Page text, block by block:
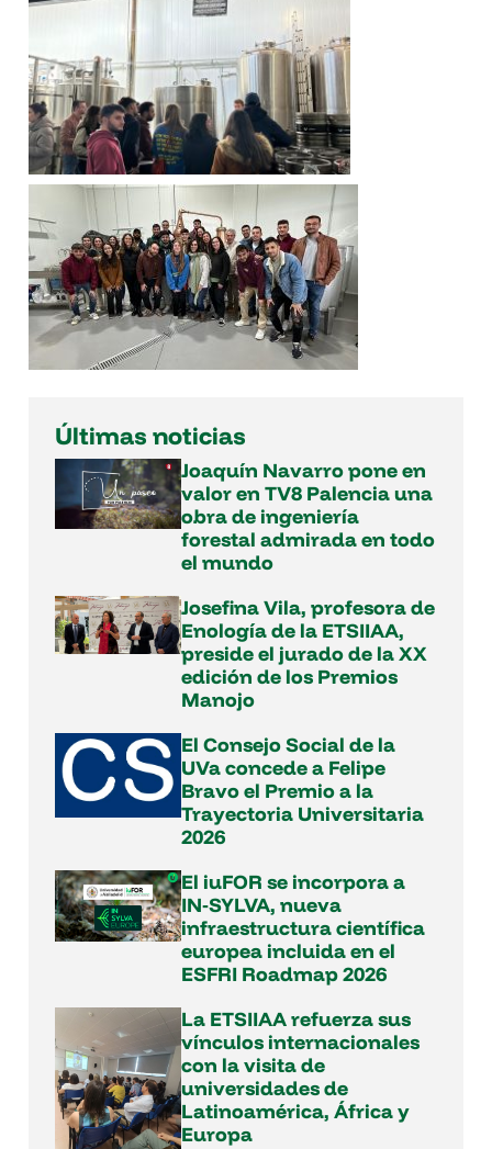
Últimas noticias
Joaquín Navarro pone en
valor en TV8 Palencia una
obra de ingeniería
forestal admirada en todo
el mundo
Josefina Vila, profesora de
Enología de la ETSIIAA,
preside el jurado de la XX
edición de los Premios
Manojo
El Consejo Social de la
UVa concede a Felipe
Bravo el Premio a la
Trayectoria Universitaria
2026
El iuFOR se incorpora a
IN‑SYLVA, nueva
infraestructura científica
europea incluida en el
ESFRI Roadmap 2026
La ETSIIAA refuerza sus
vínculos internacionales
con la visita de
universidades de
Latinoamérica, África y
Europa